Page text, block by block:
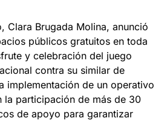
Clara Brugada Molina, anunció
públicos gratuitos en toda
y celebración del juego
contra su similar de
implementación de un operativo
la participación de más de 30
de apoyo para garantizar